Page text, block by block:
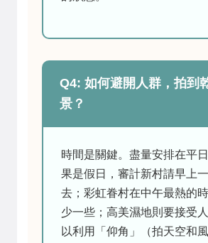
Q4: 如何避開人群，拍到
景？
時間是關鍵。盡量安排在平
果是假日，審計新村請早上
去；彩虹眷村在中午最熱的
少一些；高美濕地則要接受
以利用「仰角」（拍天空和